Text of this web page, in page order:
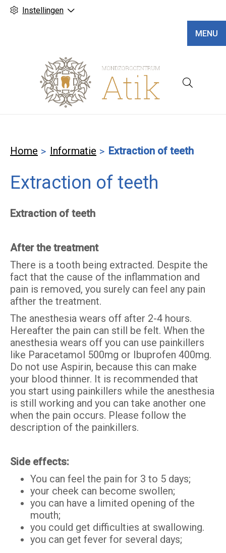
Instellingen
MENU
Home Informatie Extraction of teeth
Extraction of teeth
Extraction of teeth
After the treatment
There is a tooth being extracted. Despite the
fact that the cause of the inflammation and
pain is removed, you surely can feel any pain
afther the treatment.
The anesthesia wears off after 2-4 hours.
Hereafter the pain can still be felt. When the
anesthesia wears off you can use painkillers
like Paracetamol 500mg or Ibuprofen 400mg.
Do not use Aspirin, because this can make
your blood thinner. It is recommended that
you start using painkillers while the anesthesia
is still working and you can take another one
when the pain occurs. Please follow the
description of the painkillers.
Side effects:
You can feel the pain for 3 to 5 days;
your cheek can become swollen;
you can have a limited opening of the
mouth;
you could get difficulties at swallowing.
you can get fever for several days;